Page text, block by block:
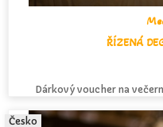
ŘÍZENÁ
Dárkový voucher na
Česko